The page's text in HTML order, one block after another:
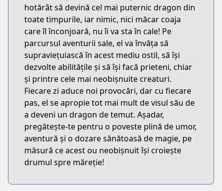
hotărât să devină cel mai puternic dragon din
toate timpurile, iar nimic, nici măcar coaja
care îl înconjoară, nu îi va sta în cale! Pe
parcursul aventurii sale, el va învăța să
supraviețuiască în acest mediu ostil, să își
dezvolte abilitățile și să își facă prieteni, chiar
și printre cele mai neobișnuite creaturi.
Fiecare zi aduce noi provocări, dar cu fiecare
pas, el se apropie tot mai mult de visul său de
a deveni un dragon de temut. Așadar,
pregătește-te pentru o poveste plină de umor,
aventură și o dozare sănătoasă de magie, pe
măsură ce acest ou neobișnuit își croiește
drumul spre măreție!